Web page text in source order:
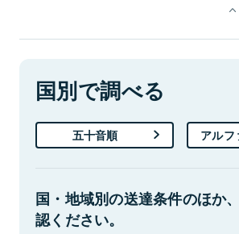
国別で調べる
五十音順 アルフ
国・地域別の送達条件のほか
認ください。